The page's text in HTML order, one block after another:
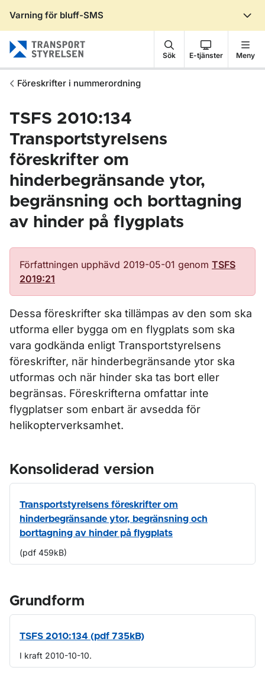
Varning för bluff-SMS
Sök E-tjänster Meny
Föreskrifter i nummerordning
TSFS 2010:134
Transportstyrelsens
föreskrifter om
hinderbegränsande ytor,
begränsning och borttagning
av hinder på flygplats
Författningen upphävd 2019-05-01 genom TSFS
2019:21
Dessa föreskrifter ska tillämpas av den som ska
utforma eller bygga om en flygplats som ska
vara godkända enligt Transportstyrelsens
föreskrifter, när hinderbegränsande ytor ska
utformas och när hinder ska tas bort eller
begränsas. Föreskrifterna omfattar inte
flygplatser som enbart är avsedda för
helikopterverksamhet.
Konsoliderad version
Transportstyrelsens föreskrifter om
hinderbegränsande ytor, begränsning och
borttagning av hinder på flygplats
(pdf 459kB)
Grundform
TSFS 2010:134 (pdf 735kB)
I kraft 2010-10-10.